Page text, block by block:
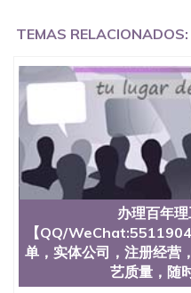
国外文凭551190476国外
么办理 外假毕业证
证551190476哪里可以办
学生在哪里可以买假毕
加拿大毕业证551190476
绩单可以吗551190476哪
551190476哪里可以修改
假毕业证能查出来吗
551190476 如何拿到国外
假大学毕业证QQ微信
QQ微信551190476找毕
外毕业证外壳定制QQ微
业证QQ微信551190476
551190476国外留学文凭
TEMAS RELACIONADOS:
办理百年
【QQ/
单，实体公司，注册经营
艺质量，随